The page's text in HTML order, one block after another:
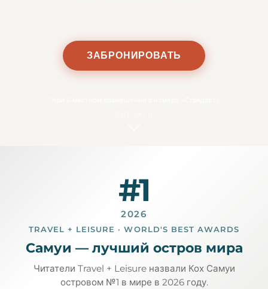
ЗАБРОНИРОВАТЬ
#1
2026
TRAVEL + LEISURE · WORLD'S BEST AWARDS
Самуи — лучший остров мира
Читатели Travel + Leisure назвали Кох Самуи
островом №1 в мире в 2026 году.